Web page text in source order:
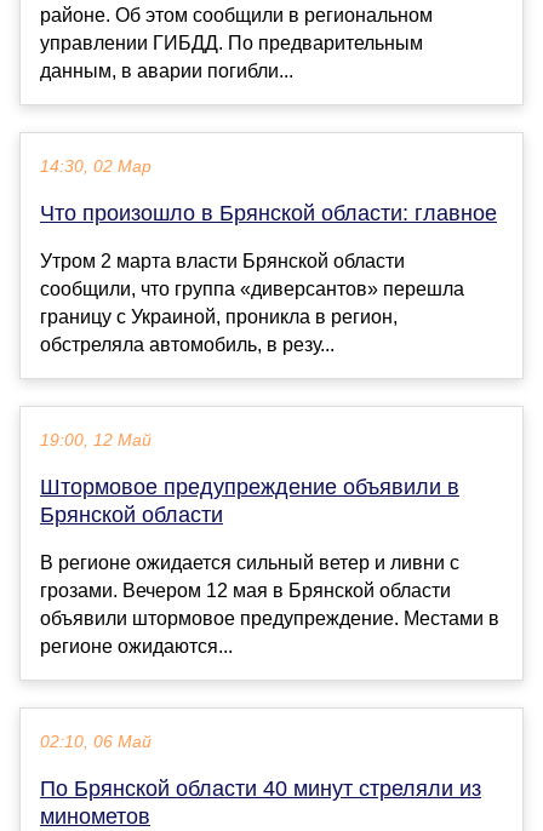
районе. Об этом сообщили в региональном
управлении ГИБДД. По предварительным
данным, в аварии погибли...
14:30, 02 Мар
Что произошло в Брянской области: главное
Утром 2 марта власти Брянской области
сообщили, что группа «диверсантов» перешла
границу с Украиной, проникла в регион,
обстреляла автомобиль, в резу...
19:00, 12 Май
Штормовое предупреждение объявили в
Брянской области
В регионе ожидается сильный ветер и ливни с
грозами. Вечером 12 мая в Брянской области
объявили штормовое предупреждение. Местами в
регионе ожидаются...
02:10, 06 Май
По Брянской области 40 минут стреляли из
минометов